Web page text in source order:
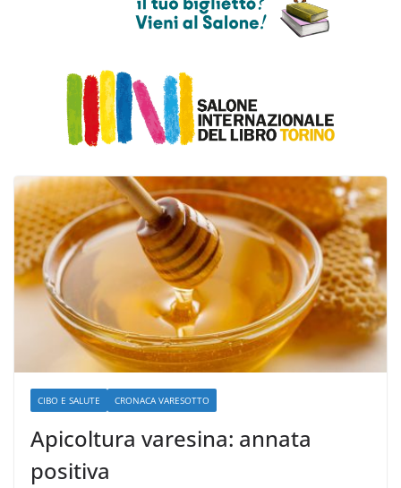
CIBO E SALUTE CRONACA VARESOTTO
Apicoltura varesina: annata
positiva